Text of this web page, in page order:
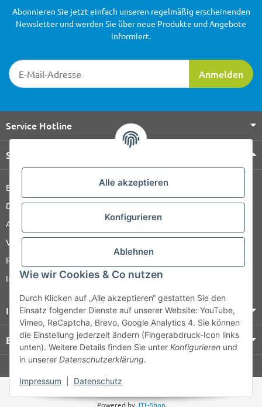
Alle akzeptieren
Konfigurieren
Ablehnen
Wie wir Cookies & Co nutzen
Durch Klicken auf „Alle akzeptieren“ gestatten Sie den
Einsatz folgender Dienste auf unserer Website: YouTube,
Vimeo, ReCaptcha, Brevo, Google Analytics 4. Sie können
die Einstellung jederzeit ändern (Fingerabdruck-Icon links
unten). Weitere Details finden Sie unter Konfigurieren und
in unserer Datenschutzerklärung.
Impressum Datenschutz
Newsletter-Registrierung
Anmelden
Abonnieren Sie jetzt einfach unseren regelmäßig erscheinenden
Newsletter und werden Sie über neue Produkte und Angebote
informiert.
Service Hotline
Shop Service
Barrierefreiheitserklärung
Datenschutz
AGB
Versandinformationen
Retour
Impressum
Informationen
Bezahlung & Versand
© HOZ MEDI WERK
* Alle Preise zzgl. gesetzlicher USt., zzgl.
Powered byJTL-Shop